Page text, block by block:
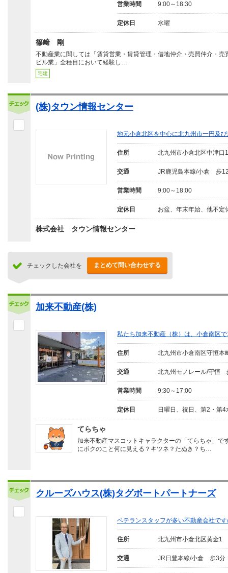
営業時間 9:00～18:30
定休日 水曜
篠﨑 剛
不動産業に関しては「賃貸営業・賃貸管理・借地仲介・売買仲介・売
ビル業」全種目において経験し…
宅建
(株)タウン情報センター
地元小倉北区を中心に北九州市一円及
住所 北九州市小倉北区中津口1
交通 JR鹿児島本線/小倉 歩
営業時間 9:00～18:00
定休日 お盆、年末年始、他不定
株式会社 タウン情報センター
チェックした会社を まとめて問い合わせする
加来不動産(株)
私たち加来不動産（株）は、小倉南区
住所 北九州市小倉南区守恒本
交通 北九州モノレール/守恒
営業時間 9:30～17:00
定休日 日曜日、祝日、第2・第4
てらちゃ
加来不動産マスコットキャラクターの「てらちゃ」で
にボクのこと何に見える？キツネ？たぬき？ち…
クルーズハウス(株)タグボートパートナーズ
ベテランスタッフが多い不動産会社で
住所 北九州市小倉北区黄金1
交通 JR日豊本線/小倉 歩3分